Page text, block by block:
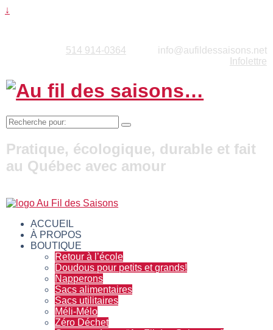
↓
514 914-0364
info@aufildessaisons.net
Infolettre
Recherche
pour:
Pratique, écologique, durable et fait
au Québec avec amour
ACCUEIL
À PROPOS
BOUTIQUE
Retour à l’école
Doudous pour petits et grands!
Napperons
Sacs alimentaires
Sacs utilitaires
Méli-Mélo
Zéro Déchet